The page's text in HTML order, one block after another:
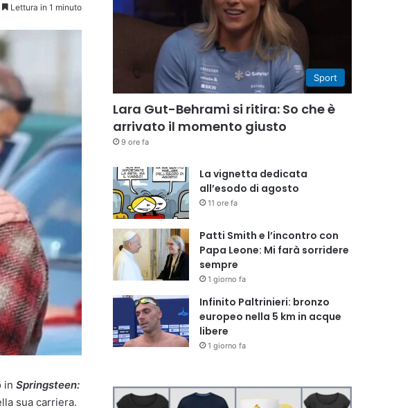
Lettura in 1 minuto
in Springsteen:
sua carriera.
Sport
Lara Gut-Behrami si ritira: So che è
arrivato il momento giusto
9 ore fa
La vignetta dedicata
all’esodo di agosto
11 ore fa
Patti Smith e l’incontro con
Papa Leone: Mi farà sorridere
sempre
1 giorno fa
Infinito Paltrinieri: bronzo
europeo nella 5 km in acque
libere
1 giorno fa